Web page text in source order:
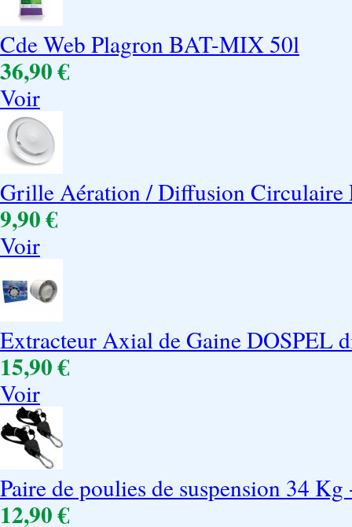
Cde Web Plagron BAT-MIX 50l
36,90 €
Voir
Grille Aération / Diffusion Circulaire
9,90 €
Voir
Extracteur Axial de Gaine DOSPEL
15,90 €
Voir
Paire de poulies de suspension 34 Kg
12,90 €